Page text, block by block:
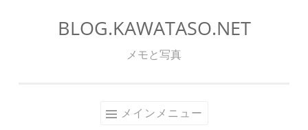
BLOG.KAWATASO.NET
メモと写真
メインメニュー